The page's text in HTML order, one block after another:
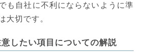
も自社に不利にならないように準
大切です。
したい項目についての解説